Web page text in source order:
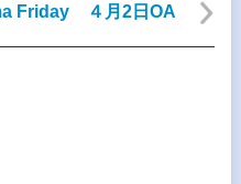
Friday ４月2日OA